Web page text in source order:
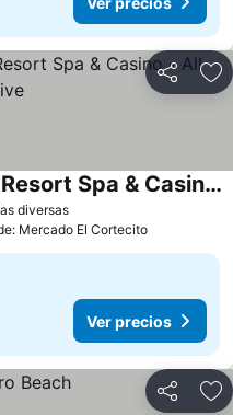
Compartir
diversasVer precios
Grand Palladium Palace Resort Spa & Casino - All Inclusive
Mercado El Cortecito
Ver precios
Compartir